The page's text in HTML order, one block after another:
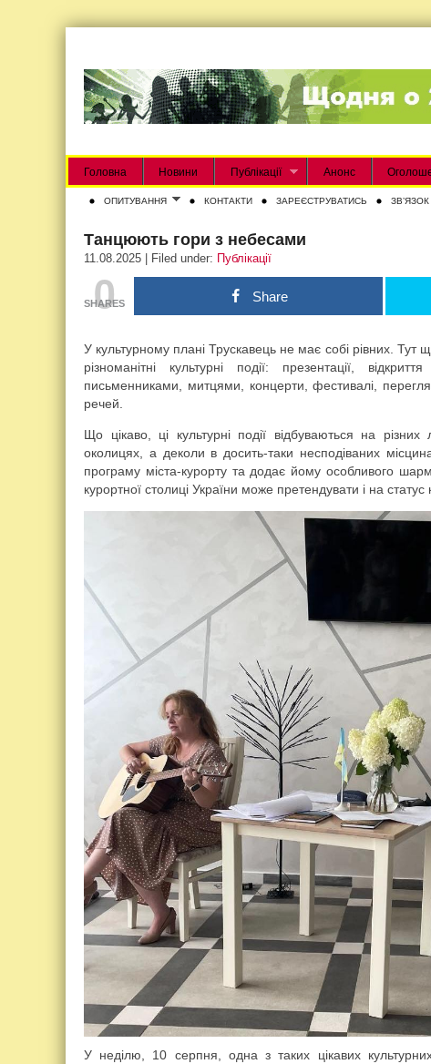
Головна Новини Публікації Анонс
ОПИТУВАННЯ КОНТАКТИ ЗАРЕЄСТРУВАТИСЬ
Танцюють гори з небесами
11.08.2025 | Filed under: Публікації
0
SHARES Share
У культурному плані Трускавець не має собі рівних. Тут
різноманітні культурні події: презентації,
письменниками, митцями, концерти, фестивалі,
речей.
Що цікаво, ці культурні події відбуваються на
околицях, а деколи в досить-таки несподіваних
програму міста-курорту та додає йому особливого
курортної столиці України може претендувати і на статус
У неділю, 10 серпня, одна з таких цікавих